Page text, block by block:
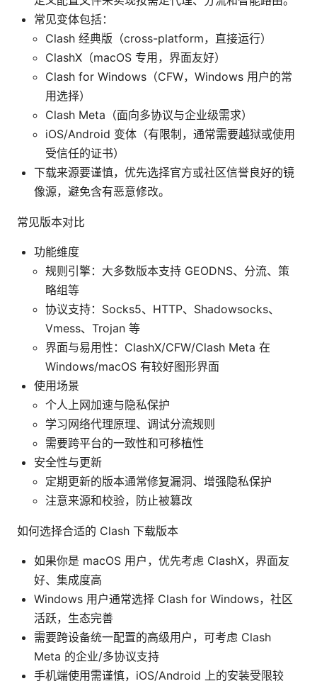
常见变体包括：
Clash 经典版（cross-platform，直接运行）
ClashX（macOS 专用，界面友好）
Clash for Windows（CFW，Windows 用户的常
用选择）
Clash Meta（面向多协议与企业级需求）
iOS/Android 变体（有限制，通常需要越狱或使用
受信任的证书）
下载来源要谨慎，优先选择官方或社区信誉良好的镜
像源，避免含有恶意修改。
常见版本对比
功能维度
规则引擎：大多数版本支持 GEODNS、分流、策
略组等
协议支持：Socks5、HTTP、Shadowsocks、
Vmess、Trojan 等
界面与易用性：ClashX/CFW/Clash Meta 在
Windows/macOS 有较好图形界面
使用场景
个人上网加速与隐私保护
学习网络代理原理、调试分流规则
需要跨平台的一致性和可移植性
安全性与更新
定期更新的版本通常修复漏洞、增强隐私保护
注意来源和校验，防止被篡改
如何选择合适的 Clash 下载版本
如果你是 macOS 用户，优先考虑 ClashX，界面友
好、集成度高
Windows 用户通常选择 Clash for Windows，社区
活跃，生态完善
需要跨设备统一配置的高级用户，可考虑 Clash
Meta 的企业/多协议支持
手机端使用需谨慎，iOS/Android 上的安装受限较